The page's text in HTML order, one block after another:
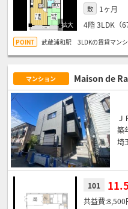
敷 1ヶ月
4階3LDK（
武蔵浦和駅 3LDKの賃貸マン
マンション Maison de
Ｊ
築
埼
101
8,500